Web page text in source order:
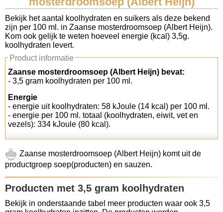
Koolhydraten tellen
Links
Bekijk het aantal koolhydraten en suikers als deze bekend
zijn per 100 ml. in Zaanse mosterdroomsoep (Albert Heijn).
Kom ook gelijk te weten hoeveel energie (kcal) 3,5g.
koolhydraten levert.
Product informatie
Zaanse mosterdroomsoep (Albert Heijn) bevat:
- 3,5 gram koolhydraten per 100 ml.
Energie
- energie uit koolhydraten: 58 kJoule (14 kcal) per 100 ml.
- energie per 100 ml. totaal (koolhydraten, eiwit, vet en
vezels): 334 kJoule (80 kcal).
Zaanse mosterdroomsoep (Albert Heijn) komt uit de
productgroep soep(producten) en sauzen.
Producten met 3,5 gram koolhydraten
Bekijk in onderstaande tabel meer producten waar ook 3,5